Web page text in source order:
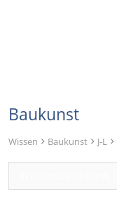
Baukunst
Wissen Baukunst J-L